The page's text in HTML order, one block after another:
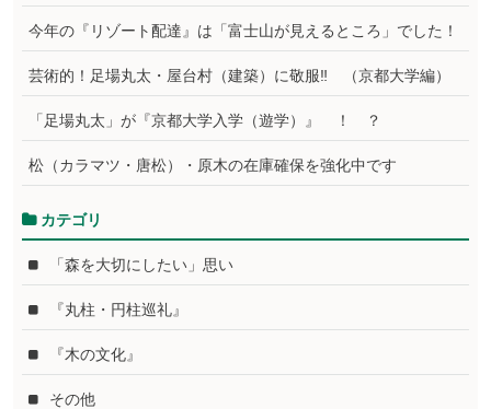
今年の『リゾート配達』は「富士山が見えるところ」でした！
芸術的！足場丸太・屋台村（建築）に敬服‼ （京都大学編）
「足場丸太」が『京都大学入学（遊学）』 ！ ？
松（カラマツ・唐松）・原木の在庫確保を強化中です
カテゴリ
「森を大切にしたい」思い
『丸柱・円柱巡礼』
『木の文化』
その他